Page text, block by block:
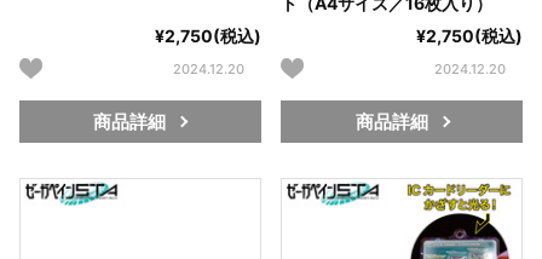
¥2,750(税込)
2024.12.20
商品詳細
¥2,750(税込)
2024.12.20
商品詳細